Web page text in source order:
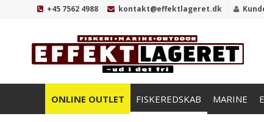
+45 7562 4988 kontakt@effektlageret.dk
ONLINE OUTLET FISKEREDSKAB MARINE